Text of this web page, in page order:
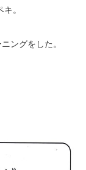
。
ングをした。